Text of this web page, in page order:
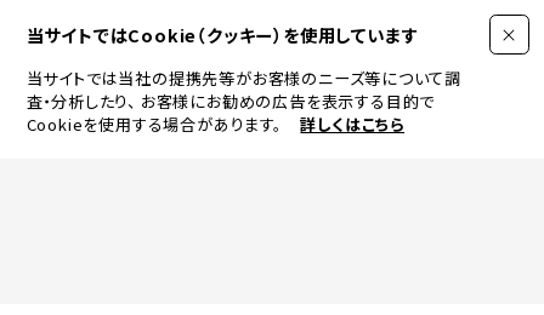
当サイトではCookie（クッキー）を使用しています
当サイトでは当社の提携先等がお客様のニーズ等について調
査・分析したり、 お客様にお勧めの広告を表示する目的で
Cookieを使用する場合があります。
詳しくはこちら